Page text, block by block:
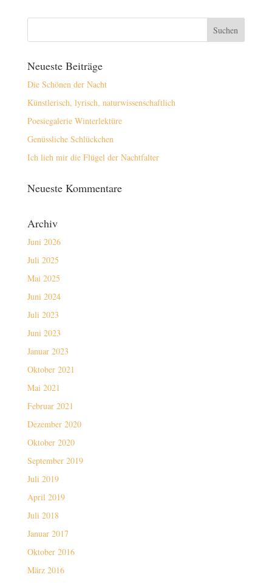
Neueste Beiträge
Die Schönen der Nacht
Künstlerisch, lyrisch, naturwissenschaftlich
Poesiegalerie Winterlektüre
Genüssliche Schlückchen
Ich lieh mir die Flügel der Nachtfalter
Neueste Kommentare
Archiv
Juni 2026
Juli 2025
Mai 2025
Juni 2024
Juli 2023
Juni 2023
Januar 2023
Oktober 2021
Mai 2021
Februar 2021
Dezember 2020
Oktober 2020
September 2019
Juli 2019
April 2019
Juli 2018
Januar 2017
Oktober 2016
März 2016